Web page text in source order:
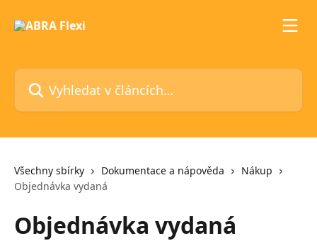
Vyhledat v článcích…
Všechny sbírky Dokumentace a nápověda
Nákup
Objednávka vydaná
Objednávka vydaná